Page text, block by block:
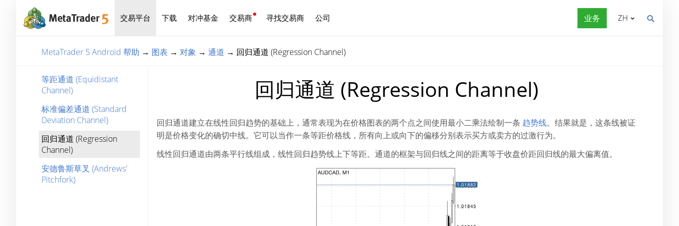
交易平台 下载 对冲基金 交易商 寻找交易商 公司 业务 ZH
MetaTrader 5 Android 帮助 → 图表 → 对象 → 通道 → 回归通道 (Regression Channel)
等距通道 (Equidistant
Channel)
标准偏差通道 (Standard
Deviation Channel)
回归通道 (Regression
Channel)
安德鲁斯草叉 (Andrews'
Pitchfork)
回归通道 (Regression Channel)
回归通道建立在线性回归趋势的基础上，通常表现为在价格图表的两个点之间使用最小二乘法绘制一条 趋势线。结果就是，这条线被证
明是价格变化的确切中线。它可以当作一条等距价格线，所有向上或向下的偏移分别表示买方或卖方的过激行为。
线性回归通道由两条平行线组成，线性回归趋势线上下等距。通道的框架与回归线之间的距离等于收盘价距回归线的最大偏离值。